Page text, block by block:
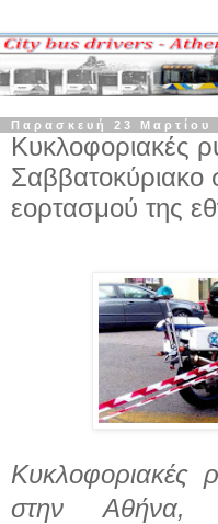
Παρασκευή 23 Μαρτίου
Κυκλοφοριακές
Σαββατοκύριακο
εορτασμού της
Κυκλοφοριακές
στην